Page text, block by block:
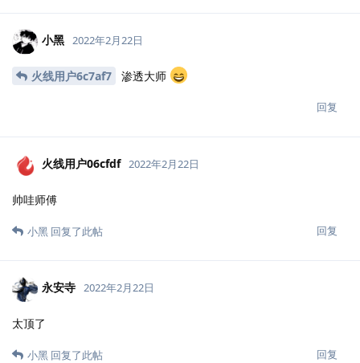
小黑 2022年2月22日
火线用户6c7af7 渗透大师
回复
火线用户06cfdf 2022年2月22日
帅哇师傅
回复
小黑 回复了此帖
永安寺 2022年2月22日
太顶了
回复
小黑 回复了此帖